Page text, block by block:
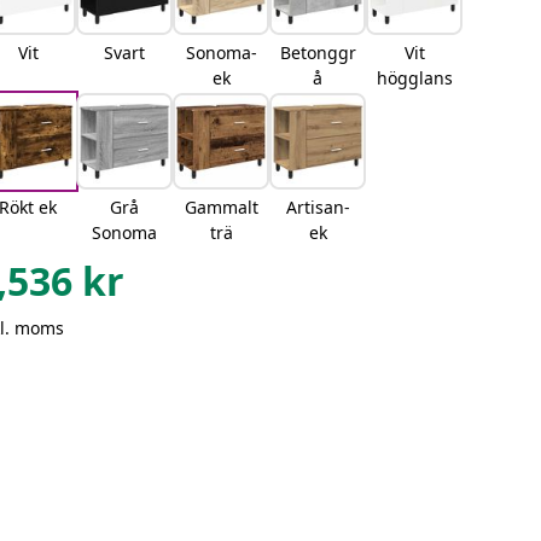
Vit Svart
Sonoma-
ek
Betonggr
å
Vit
högglans
Rökt ek
Grå
Sonoma
Gammalt
trä
Artisan-
ek
kr
moms